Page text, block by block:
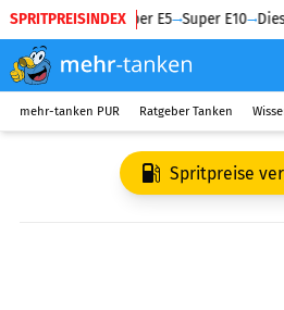
SPRITPREISINDEX
Diesel Super E5 Super E10
mehr-tanken PUR Ratgeber Tanken
Spritpreise